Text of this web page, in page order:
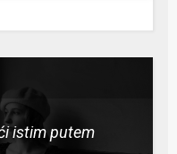
istim putem